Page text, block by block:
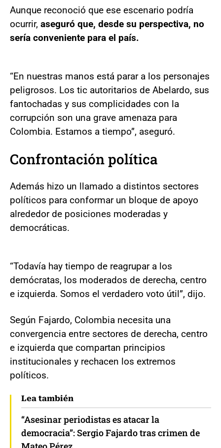
Aunque reconoció que ese escenario podría
ocurrir, aseguró que, desde su perspectiva, no
sería conveniente para el país.
“En nuestras manos está parar a los personajes
peligrosos. Los tic autoritarios de Abelardo, sus
fantochadas y sus complicidades con la
corrupción son una grave amenaza para
Colombia. Estamos a tiempo”, aseguró.
Confrontación política
Además hizo un llamado a distintos sectores
políticos para conformar un bloque de apoyo
alrededor de posiciones moderadas y
democráticas.
“Todavía hay tiempo de reagrupar a los
demócratas, los moderados de derecha, centro
e izquierda. Somos el verdadero voto útil”, dijo.
Según Fajardo, Colombia necesita una
convergencia entre sectores de derecha, centro
e izquierda que compartan principios
institucionales y rechacen los extremos
políticos.
Lea también
“Asesinar periodistas es atacar la
democracia”: Sergio Fajardo tras crimen de